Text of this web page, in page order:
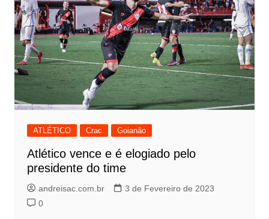
ATLÉTICO Crac Goianão
Atlético vence e é elogiado pelo
presidente do time
andreisac.com.br
3 de Fevereiro de 2023
0